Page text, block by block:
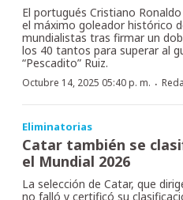
El portugués Cristiano
el máximo goleador histórico
mundialistas tras firmar un
los 40 tantos para superar al
“Pescadito” Ruiz.
Octubre 14, 2025 05:40 p. m. ·
Eliminatorias
Catar también se
el Mundial 2026
La selección de Catar, que
no falló y certificó su